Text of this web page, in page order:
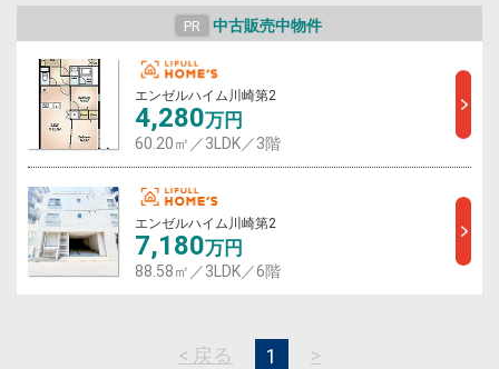
PR 中古販売中物件
エンゼルハイム川崎第2
4,280万円
60.20㎡／3LDK／3階
エンゼルハイム川崎第2
7,180万円
88.58㎡／3LDK／6階
< 戻る 1 >